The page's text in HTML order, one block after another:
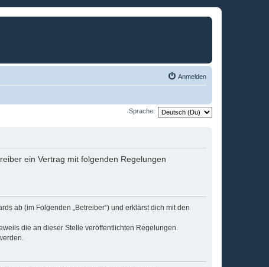
Anmelden
Sprache:
ein Vertrag mit folgenden Regelungen
ab (im Folgenden „Betreiber“) und erklärst dich mit den
die an dieser Stelle veröffentlichten Regelungen.